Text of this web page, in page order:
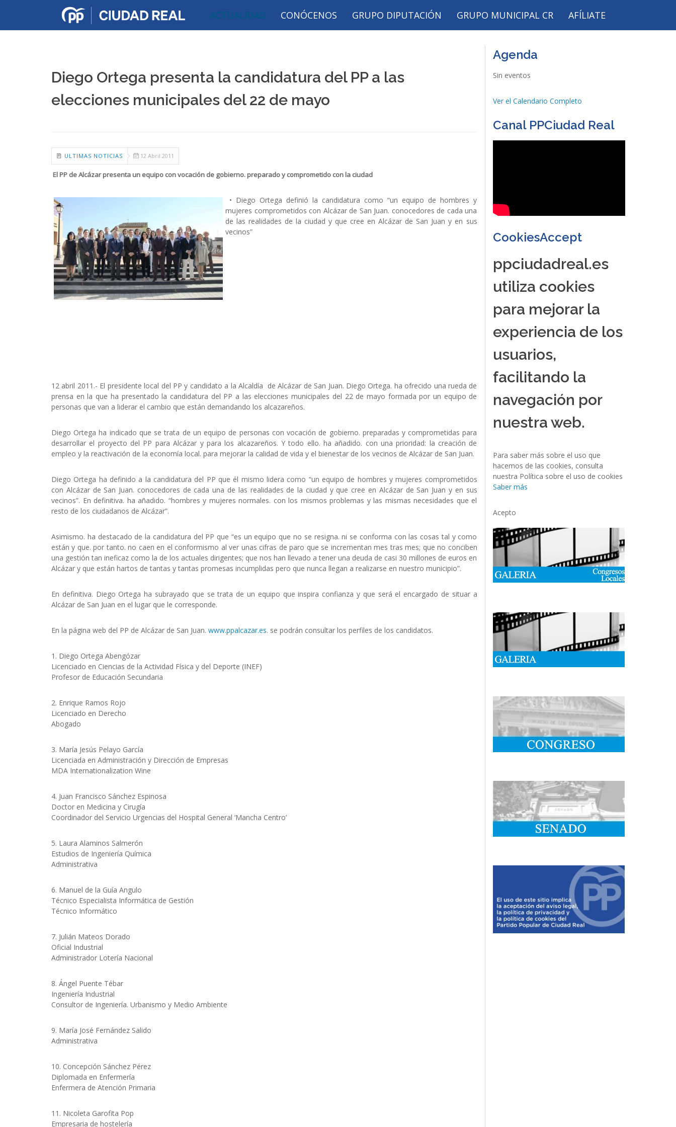
ACTUALIDAD CONÓCENOS GRUPO DIPUTACIÓN GRUPO MUNICIPAL CR AFÍLIATE
Diego Ortega presenta la candidatura del PP a las
elecciones municipales del 22 de mayo
ULTIMAS NOTICIAS 12 Abril 2011
El PP de Alcázar presenta un equipo con vocación de gobierno. preparado y comprometido con la ciudad
• Diego Ortega definió la candidatura como “un equipo de hombres y
mujeres comprometidos con Alcázar de San Juan. conocedores de cada una
de las realidades de la ciudad y que cree en Alcázar de San Juan y en sus
vecinos”
12 abril 2011.- El presidente local del PP y candidato a la Alcaldía de Alcázar de San Juan. Diego Ortega. ha ofrecido una rueda de
prensa en la que ha presentado la candidatura del PP a las elecciones municipales del 22 de mayo formada por un equipo de
personas que van a liderar el cambio que están demandando los alcazareños.
Diego Ortega ha indicado que se trata de un equipo de personas con vocación de gobierno. preparadas y comprometidas para
desarrollar el proyecto del PP para Alcázar y para los alcazareños. Y todo ello. ha añadido. con una prioridad: la creación de
empleo y la reactivación de la economía local. para mejorar la calidad de vida y el bienestar de los vecinos de Alcázar de San Juan.
Diego Ortega ha definido a la candidatura del PP que él mismo lidera como “un equipo de hombres y mujeres comprometidos
con Alcázar de San Juan. conocedores de cada una de las realidades de la ciudad y que cree en Alcázar de San Juan y en sus
vecinos”. En definitiva. ha añadido. “hombres y mujeres normales. con los mismos problemas y las mismas necesidades que el
resto de los ciudadanos de Alcázar”.
Asimismo. ha destacado de la candidatura del PP que “es un equipo que no se resigna. ni se conforma con las cosas tal y como
están y que. por tanto. no caen en el conformismo al ver unas cifras de paro que se incrementan mes tras mes; que no conciben
una gestión tan ineficaz como la de los actuales dirigentes; que nos han llevado a tener una deuda de casi 30 millones de euros en
Alcázar y que están hartos de tantas y tantas promesas incumplidas pero que nunca llegan a realizarse en nuestro municipio”.
En definitiva. Diego Ortega ha subrayado que se trata de un equipo que inspira confianza y que será el encargado de situar a
Alcázar de San Juan en el lugar que le corresponde.
En la página web del PP de Alcázar de San Juan. www.ppalcazar.es. se podrán consultar los perfiles de los candidatos.
1. Diego Ortega Abengózar
Licenciado en Ciencias de la Actividad Física y del Deporte (INEF)
Profesor de Educación Secundaria
2. Enrique Ramos Rojo
Licenciado en Derecho
Abogado
3. María Jesús Pelayo García
Licenciada en Administración y Dirección de Empresas
MDA Internationalization Wine
4. Juan Francisco Sánchez Espinosa
Doctor en Medicina y Cirugía
Coordinador del Servicio Urgencias del Hospital General ‘Mancha Centro’
5. Laura Alaminos Salmerón
Estudios de Ingeniería Química
Administrativa
6. Manuel de la Guía Angulo
Técnico Especialista Informática de Gestión
Técnico Informático
7. Julián Mateos Dorado
Oficial Industrial
Administrador Lotería Nacional
8. Ángel Puente Tébar
Ingeniería Industrial
Consultor de Ingeniería. Urbanismo y Medio Ambiente
9. María José Fernández Salido
Administrativa
10. Concepción Sánchez Pérez
Diplomada en Enfermería
Enfermera de Atención Primaria
11. Nicoleta Garofita Pop
Empresaria de hostelería
Agenda
Sin eventos
Ver el Calendario Completo
Canal PPCiudad Real
CookiesAccept
ppciudadreal.es
utiliza cookies
para mejorar la
experiencia de los
usuarios,
facilitando la
navegación por
nuestra web.
Para saber más sobre el uso que
hacemos de las cookies, consulta
nuestra Política sobre el uso de cookies
Saber más
Acepto